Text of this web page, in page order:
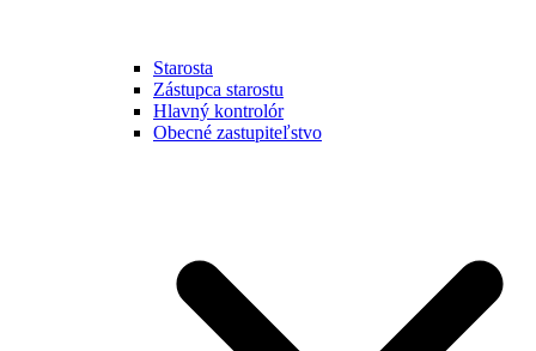
Starosta
Zástupca starostu
Hlavný kontrolór
Obecné zastupiteľstvo